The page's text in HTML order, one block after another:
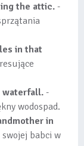
the attic. -
in that
waterfall. -
wodospad.
in
babci w